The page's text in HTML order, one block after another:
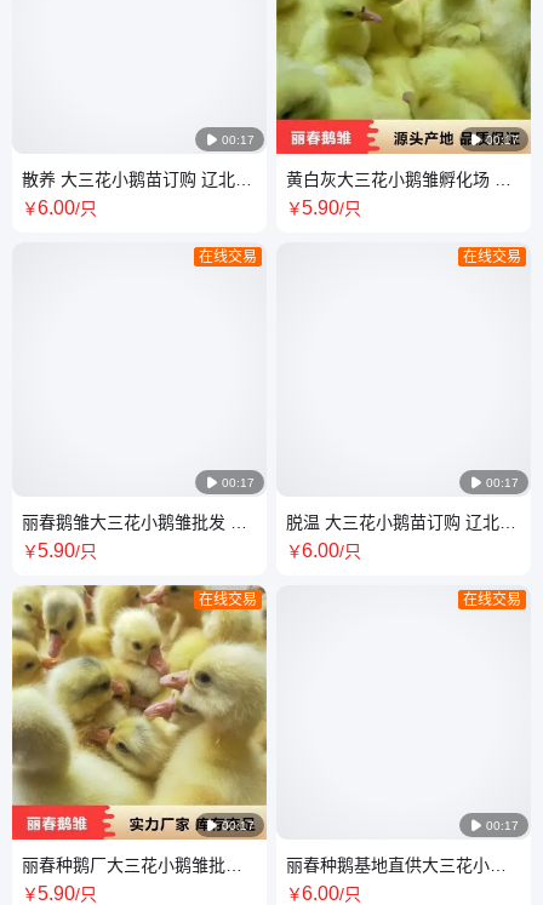
 00:17
散养 大三花小鹅苗订购 辽北大
鹅 养殖基地直供 丽春种鹅厂
￥6.00/只
 00:17
在线交易
丽春鹅雏大三花小鹅雏批发 产
地直供产蛋肉食中型鹅
￥5.90/只
 00:17
在线交易
丽春种鹅厂大三花小鹅雏批发
辽北大鹅产地直供
￥5.90/只
 00:17
黄白灰大三花小鹅雏孵化场 产
地直供中型鹅带技术指导
￥5.90/只
 00:17
在线交易
脱温 大三花小鹅苗订购 辽北大
鹅 养殖基地直供 丽春种鹅厂
￥6.00/只
 00:17
在线交易
丽春种鹅基地直供大三花小鹅
苗 中型鹅苗全国发货
￥6.00/只